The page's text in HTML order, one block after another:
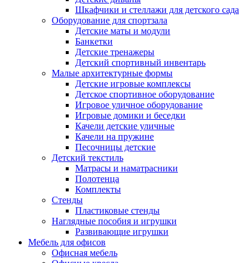
Шкафчики и стеллажи для детского сада
Оборудование для спортзала
Детские маты и модули
Банкетки
Детские тренажеры
Детский спортивный инвентарь
Малые архитектурные формы
Детские игровые комплексы
Детское спортивное оборудование
Игровое уличное оборудование
Игровые домики и беседки
Качели детские уличные
Качели на пружине
Песочницы детские
Детский текстиль
Матрасы и наматрасники
Полотенца
Комплекты
Стенды
Пластиковые стенды
Наглядные пособия и игрушки
Развивающие игрушки
Мебель для офисов
Офисная мебель